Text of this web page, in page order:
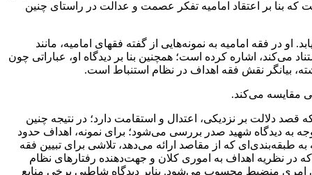
بنا بر اعتقاد امامیه تفکر عصمت و عدالت در راستای چنین
در فقه امامیه به نمونه‌هایی از گفته فقهای امامیه، مانند‌
اشاره کرده است؛ همچنین بنا بر دیدگاه‌ او‌، عباراتی‌ چون
بیانگر نقش فقه اهداف در‌ نظام‌ استنباط‌ است‌‌‌‌.
مقایسه می‌کند‌‌‌‌‌‌‌‌.
دلالت بر نزدیکی، اعتدال و استقامت دارد؛ در نتیجه چنین
به دیدگاه شهید صدر بررسی می‌شود؛ برای نمونه، اهداف‌ حدود‌
که‌ از‌ مقاصد ارائه می‌دهد، تلاشی برای تبیین فقه
در نظریه اهداف به اموری کلان و جهت‌دهنده رفتارهای نظام
امری منضبط محسوب می‌شود‌‌‌‌‌‌‌‌‌. بنا‌بر‌ دیدگاه شاطبی برخی منابع